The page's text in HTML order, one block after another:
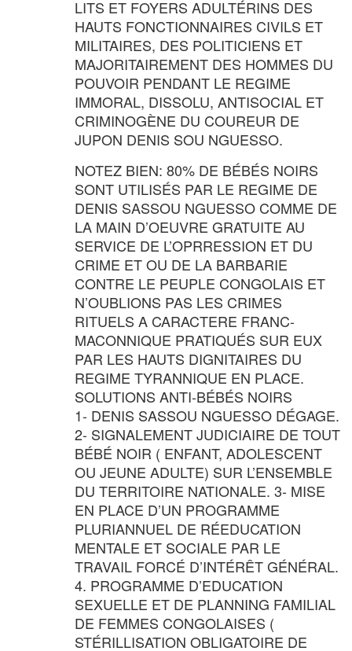
LITS ET FOYERS ADULTÉRINS DES
HAUTS FONCTIONNAIRES CIVILS ET
MILITAIRES, DES POLITICIENS ET
MAJORITAIREMENT DES HOMMES DU
POUVOIR PENDANT LE REGIME
IMMORAL, DISSOLU, ANTISOCIAL ET
CRIMINOGÈNE DU COUREUR DE
JUPON DENIS SOU NGUESSO.
NOTEZ BIEN: 80% DE BÉBÉS NOIRS
SONT UTILISÉS PAR LE REGIME DE
DENIS SASSOU NGUESSO COMME DE
LA MAIN D’OEUVRE GRATUITE AU
SERVICE DE L’OPRRESSION ET DU
CRIME ET OU DE LA BARBARIE
CONTRE LE PEUPLE CONGOLAIS ET
N’OUBLIONS PAS LES CRIMES
RITUELS A CARACTERE FRANC-
MACONNIQUE PRATIQUÉS SUR EUX
PAR LES HAUTS DIGNITAIRES DU
REGIME TYRANNIQUE EN PLACE.
SOLUTIONS ANTI-BÉBÉS NOIRS
1- DENIS SASSOU NGUESSO DÉGAGE.
2- SIGNALEMENT JUDICIAIRE DE TOUT
BÉBÉ NOIR ( ENFANT, ADOLESCENT
OU JEUNE ADULTE) SUR L’ENSEMBLE
DU TERRITOIRE NATIONALE. 3- MISE
EN PLACE D’UN PROGRAMME
PLURIANNUEL DE RÉEDUCATION
MENTALE ET SOCIALE PAR LE
TRAVAIL FORCÉ D’INTÉRÊT GÉNÉRAL.
4. PROGRAMME D’EDUCATION
SEXUELLE ET DE PLANNING FAMILIAL
DE FEMMES CONGOLAISES (
STÉRILLISATION OBLIGATOIRE DE